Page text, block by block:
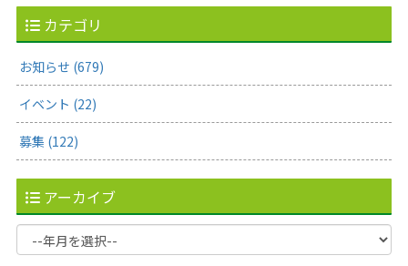
カテゴリ
お知らせ (679)
イベント (22)
募集 (122)
アーカイブ